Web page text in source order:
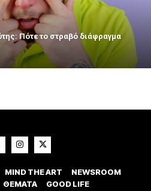
Πότε το στραβό διάφραγμα
MIND THE ART
NEWSROOM
ΘΕΜΑΤΑ GOOD LIFE